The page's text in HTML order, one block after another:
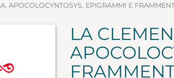
APOCOLOCYNTOSYS, EPIGRAMMI E
LA